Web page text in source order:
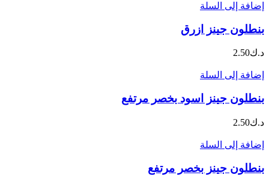
إضافة إلى السلة
بنطلون جينز ازرق
د.ك2.50
إضافة إلى السلة
بنطلون جينز اسود بخصر مرتفع
د.ك2.50
إضافة إلى السلة
بنطلون جينز بخصر مرتفع